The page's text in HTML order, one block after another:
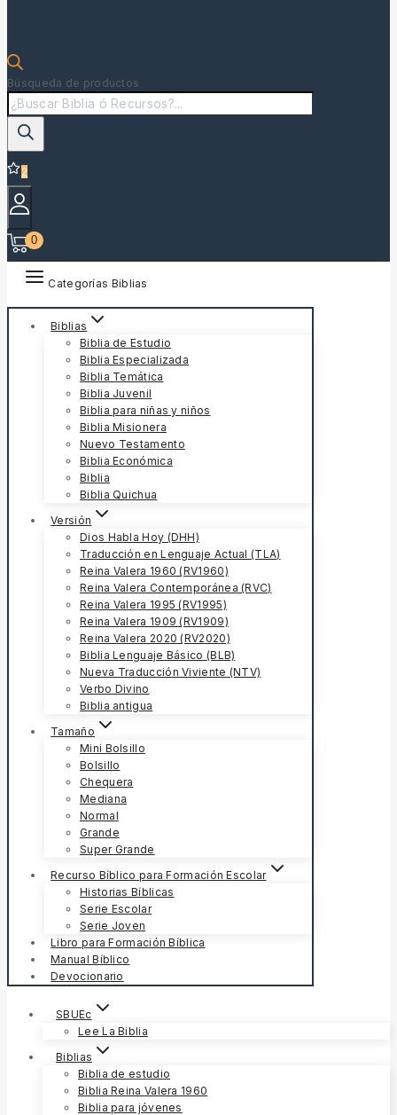
Búsqueda de productos
2
0
Categorías Biblias
Biblias
Biblia de Estudio
Biblia Especializada
Biblia Temática
Biblia Juvenil
Biblia para niñas y niños
Biblia Misionera
Nuevo Testamento
Biblia Económica
Biblia
Biblia Quichua
Versión
Dios Habla Hoy (DHH)
Traducción en Lenguaje Actual (TLA)
Reina Valera 1960 (RV1960)
Reina Valera Contemporánea (RVC)
Reina Valera 1995 (RV1995)
Reina Valera 1909 (RV1909)
Reina Valera 2020 (RV2020)
Biblia Lenguaje Básico (BLB)
Nueva Traducción Viviente (NTV)
Verbo Divino
Biblia antigua
Tamaño
Mini Bolsillo
Bolsillo
Chequera
Mediana
Normal
Grande
Super Grande
Recurso Bíblico para Formación Escolar
Historias Bíblicas
Serie Escolar
Serie Joven
Libro para Formación Bíblica
Manual Bíblico
Devocionario
SBUEc
Lee La Biblia
Biblias
Biblia de estudio
Biblia Reina Valera 1960
Biblia para jóvenes